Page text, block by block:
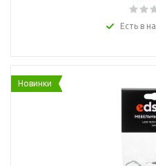
Есть в
Новинки